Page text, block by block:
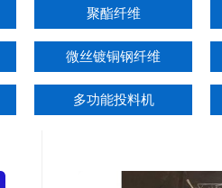
聚酯纤维
微丝镀铜钢纤维
多功能投料机